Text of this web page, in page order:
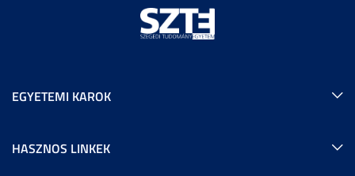
EGYETEMI KAROK
HASZNOS LINKEK